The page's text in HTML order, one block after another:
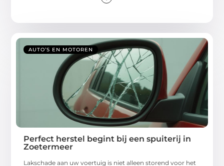
AUTO’S EN MOTOREN
Perfect herstel begint bij een spuiterij in
Zoetermeer
Lakschade aan uw voertuig is niet alleen storend voor het